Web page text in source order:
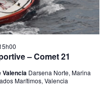
– Comet 21
Valencia Darsena Norte, Marina
Marítimos, Valencia